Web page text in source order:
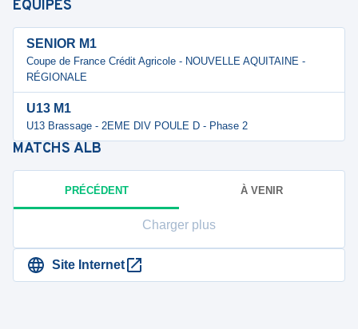
ÉQUIPES
SENIOR M1
Coupe de France Crédit Agricole - NOUVELLE AQUITAINE -
RÉGIONALE
U13 M1
U13 Brassage - 2EME DIV POULE D - Phase 2
MATCHS ALB
PRÉCÉDENT À VENIR
Charger plus
Site Internet